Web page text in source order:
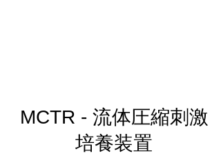
MCTR - 流体圧縮刺激
培養装置